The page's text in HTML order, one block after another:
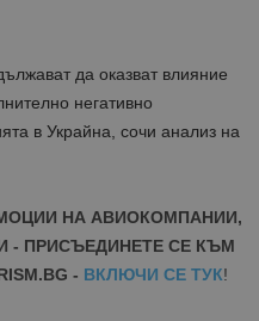
да оказват влияние
негативно
в Украйна, сочи анализ на
НА АВИОКОМПАНИИ,
- ПРИСЪЕДИНЕТЕ СЕ КЪМ
- ВКЛЮЧИ СЕ ТУК!